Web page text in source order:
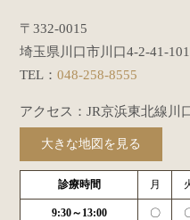
〒332-0015
埼玉県川口市川口4-2-41-101
TEL：048-258-8555
アクセス：JR京浜東北線川
大きな地図を見る
診療時間 月
9:30～13:00 〇